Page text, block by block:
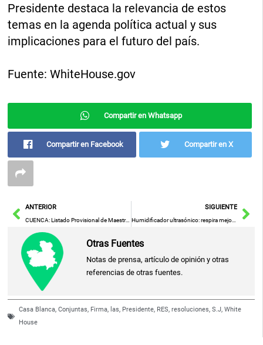
Presidente destaca la relevancia de estos
temas en la agenda política actual y sus
implicaciones para el futuro del país.
Fuente: WhiteHouse.gov
Compartir en Whatsapp
Compartir en Facebook Compartir en X
AntANTERIOR
CUENCA: Listado Provisional de Maestros Suprimidos y con Destino Temporal para Actos Públicos
SIGUIENTE
Humidificador ultrasónico: respira mejor y duerme placidamente
Otras Fuentes
Notas de prensa, artículo de opinión y otras
referencias de otras fuentes.
Casa Blanca,Conjuntas, Firma, las, Presidente, RES,resoluciones,S.J,White
House